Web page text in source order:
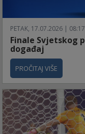
PETAK, 17.07.2026 | 08:17
Finale Svjetskog
događaj
PROČITAJ VIŠE